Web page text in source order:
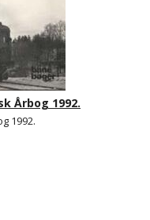
Årbog 1992.
1992.